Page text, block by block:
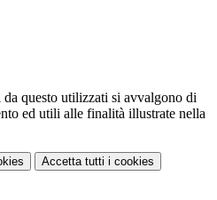
questo utilizzati si avvalgono di
ed utili alle finalità illustrate nella
Accetta tutti i cookies